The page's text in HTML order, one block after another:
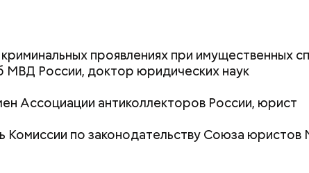
проявлениях при имущественных
России, доктор юридических наук
Ассоциации антиколлекторов России, юрист
Комиссии по законодательству Союза юристов